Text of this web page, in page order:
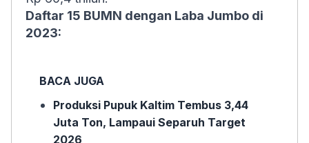
Daftar 15 BUMN dengan Laba Jumbo di
2023:
BACA JUGA
Produksi Pupuk Kaltim Tembus 3,44
Juta Ton, Lampaui Separuh Target
2026